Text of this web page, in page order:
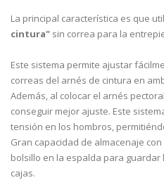
La principal característica es que
cintura" sin correa para la
Este sistema permite ajustar
correas del arnés de cintura en
Además, al colocar el arnés
conseguir mejor ajuste. Este
tensión en los hombros,
Gran capacidad de almacenaje
bolsillo en la espalda para guardar
cajas.